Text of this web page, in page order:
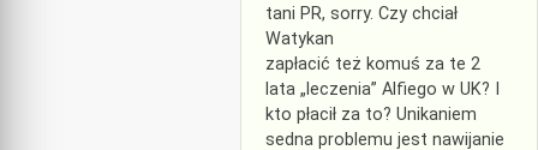
tani PR, sorry. Czy chciał
Watykan
zapłacić też komuś za te 2
lata „leczenia” Alfiego w UK? I
kto płacił za to? Unikaniem
sedna problemu jest nawijanie